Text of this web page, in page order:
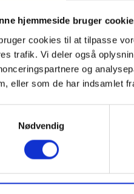
hjemmeside bruger
cookies til at tilpasse
trafik. Vi deler også
og
eller som de har indsamlet
Nødvendig
- 1240 Ah
km/t